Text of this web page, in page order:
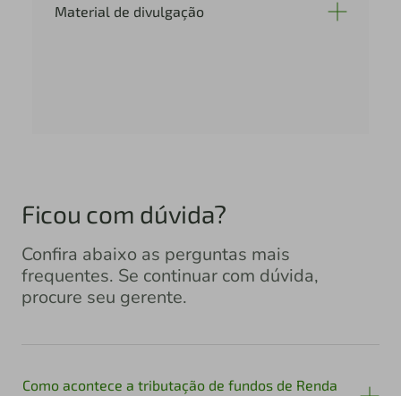
Material de divulgação
Ficou com dúvida?
Confira abaixo as perguntas mais
frequentes. Se continuar com dúvida,
procure seu gerente.
Como acontece a tributação de fundos de Renda